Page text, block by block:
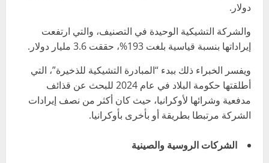
دولار.
والشركة التشيكية الوحيدة في التصنيف، والتي ارتفعت
إيراداتها بنسبة قياسية بلغت 193%، حققت 3.6 مليار دولار.
ويفسر الخبراء ذلك ببدء “المبادرة التشيكية للذخيرة”، التي
أطلقتها حكومة البلاد في عام 2024 للبحث عن قذائف
مدفعية وشرائها لأوكرانيا، حيث كان أكثر من نصف إيرادات
الشركة مرتبطا بطريقة أو بأخرى بأوكرانيا.
الشركات الروسية والصينية